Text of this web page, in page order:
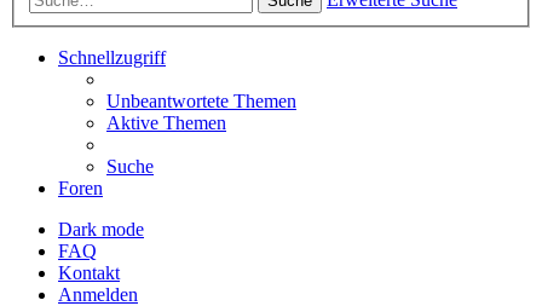
Schnellzugriff
Unbeantwortete Themen
Aktive Themen
Suche
Foren
Dark mode
FAQ
Kontakt
Anmelden